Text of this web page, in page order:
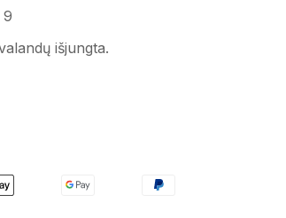
9
išjungta.